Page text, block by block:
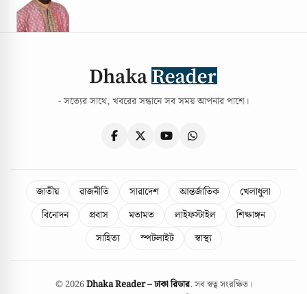
- সত্যের সাথে, খবরের সন্ধানে সব সময় আপনার পাশে।
জাতীয় রাজনীতি সারাদেশ আন্তর্জাতিক
খেলাধুলা
বিনোদন
প্রবাস মতামত লাইফস্টাইল
শিক্ষাঙ্গন
সাহিত্য
স্পটলাইট স্বাস্থ্য
© 2026Dhaka Reader – ঢাকা রিডার. সব স্বত্ব সংরক্ষিত।